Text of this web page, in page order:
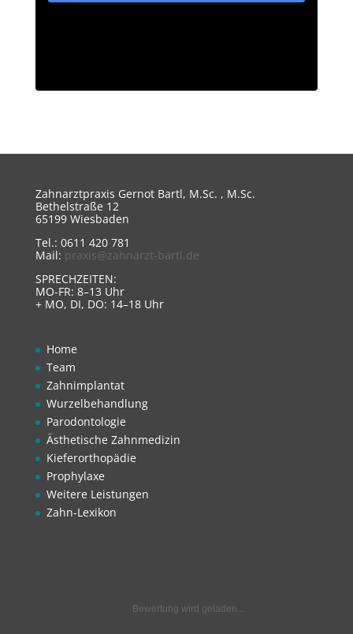
Zahnarztpraxis Gernot Bartl, M.Sc. , M.Sc.
Bethelstraße 12
65199 Wiesbaden
Tel.: 0611 420 781
Mail: praxis@zahnarzt-bartl.de
SPRECHZEITEN:
MO-FR: 8–13 Uhr
+ MO, DI, DO: 14–18 Uhr
Home
Team
Zahnimplantat
Wurzelbehandlung
Parodontologie
Ästhetische Zahnmedizin
Kieferorthopädie
Prophylaxe
Weitere Leistungen
Zahn-Lexikon
Bewertung wird geladen...